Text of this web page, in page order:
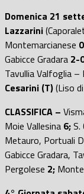
Domenica 21
Lazzarini
Montemarcianese
Gabicce Gradara 2-
Tavullia Valfoglia –
Cesarini (T)(Liso
CLASSIFICA –
Moie Vallesina 6;
Metauro, Portuali
Gabicce Gradara,
Pergolese 2;